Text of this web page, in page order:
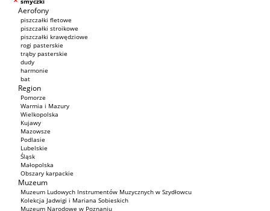
Aerofony
piszczałki fletowe
piszczałki stroikowe
piszczałki krawędziowe
rogi pasterskie
trąby pasterskie
dudy
harmonie
bat
Region
Pomorze
Warmia i Mazury
Wielkopolska
Kujawy
Mazowsze
Podlasie
Lubelskie
Śląsk
Małopolska
Obszary karpackie
Muzeum
Muzeum Ludowych Instrumentów Muzycznych w Szydłowcu
Kolekcja Jadwigi i Mariana Sobieskich
Muzeum Narodowe w Poznaniu